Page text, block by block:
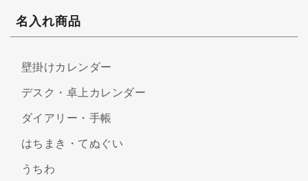
名入れ商品
壁掛けカレンダー
デスク・卓上カレンダー
ダイアリー・手帳
はちまき・てぬぐい
うちわ